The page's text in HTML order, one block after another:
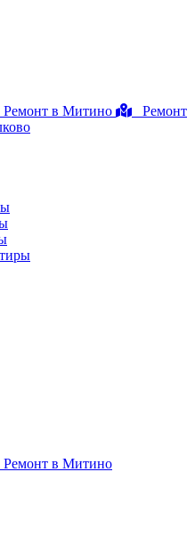
Ремонт в Митино
Ремонт
Ремонт в Митино